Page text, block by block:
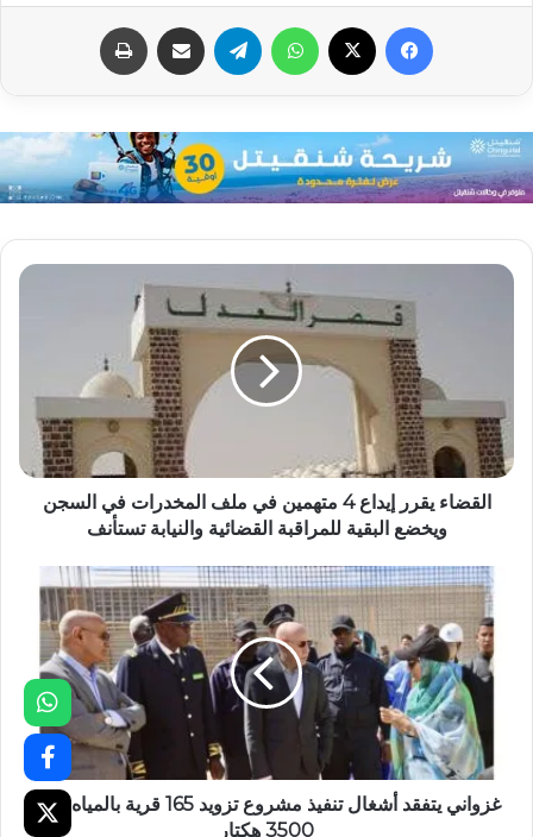
فيسبوك واتساب تيلقرام مشاركة عبر البريد
القضاء يقرر إيداع 4 متهمين في ملف المخدرات في السجن
ويخضع البقية للمراقبة القضائية والنيابة تستأنف
غزواني يتفقد أشغال تنفيذ مشروع تزويد 165 قرية بالمياه وري
3500 هكتار